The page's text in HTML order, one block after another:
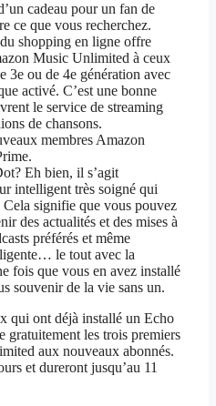
cadeau pour un fan de
ce que vous recherchez.
shopping en ligne offre
Music Unlimited à ceux
3e ou de 4e génération avec
activé. C’est une bonne
le service de streaming
de chansons.
membres Amazon
Eh bien, il s’agit
intelligent très soigné qui
signifie que vous pouvez
des actualités et des mises à
préférés et même
le tout avec la
fois que vous en avez installé
souvenir de la vie sans un.
qui ont déjà installé un Echo
les trois premiers
aux nouveaux abonnés.
et dureront jusqu’au 11